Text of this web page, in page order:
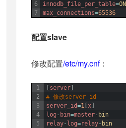
6
7
innodb_file_per_table=ON
max_connections=65536
配置slave
修改配置/etc/my.cnf：
1
2
3
4
5
server
# 修改server_id
server_id=1 x
log - bin=master- bin
relay- log=relay- bin